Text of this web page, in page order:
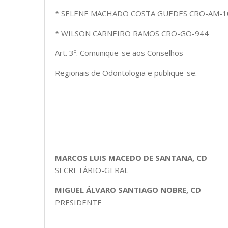
* SELENE MACHADO COSTA GUEDES CRO-AM-
* WILSON CARNEIRO RAMOS CRO-GO-944
Art. 3º. Comunique-se aos Conselhos
Regionais de Odontologia e publique-se.
MARCOS LUIS MACEDO DE SANTANA, CD
SECRETÁRIO-GERAL
MIGUEL ÁLVARO SANTIAGO NOBRE, CD
PRESIDENTE